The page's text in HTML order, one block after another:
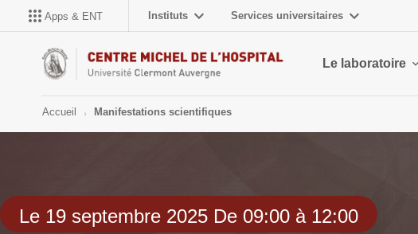
Apps & ENT Instituts Services universitaires
Le laboratoire
Accueil Manifestations scientifiques
Le 19 septembre 2025 De 09:00 à 12:00